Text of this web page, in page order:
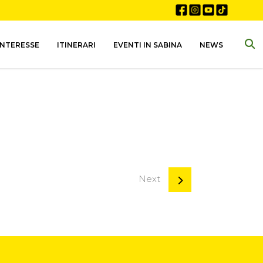
ITINERARI EVENTI IN SABINA NEWS
Next